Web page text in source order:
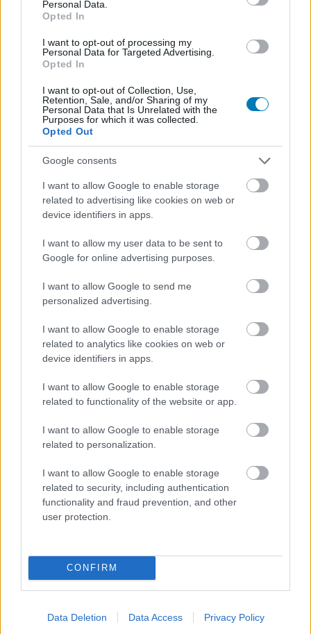
Personal Data.
Opted In
I want to opt-out of processing my
Personal Data for Targeted Advertising.
Opted In
I want to opt-out of Collection, Use,
Retention, Sale, and/or Sharing of my
Personal Data that Is Unrelated with the
Purposes for which it was collected.
Opted Out
Google consents
I want to allow Google to enable storage
related to advertising like cookies on web or
device identifiers in apps.
I want to allow my user data to be sent to
Google for online advertising purposes.
I want to allow Google to send me
personalized advertising.
I want to allow Google to enable storage
related to analytics like cookies on web or
device identifiers in apps.
I want to allow Google to enable storage
related to functionality of the website or app.
I want to allow Google to enable storage
related to personalization.
I want to allow Google to enable storage
related to security, including authentication
functionality and fraud prevention, and other
user protection.
CONFIRM
Data Deletion Data Access Privacy Policy
A Subnautica 2 miatt most a
kalózok egymást ágyúzzák
Hunter_GS|2026 május 19. 11:16
Nem fogjátok elhinni, de a játék fejlesztői, akik
éveket dolgoztak a terméken, nem voltak
kifejezetten lelkesek a megjelenés előtti
kiszivárgásért.
Unmute Loaded
21.86%
A Subnautica 2 néhány nappal a korai hozzáférésének
indulása előtt vált elérhetővé azok számára, akik nem
felkutatásával . A helyzet nagyon szomorú, de lett ez
rosszabb is, amikor egy túlságosan izgatott kalóz
felugrott a játék hivatalos Discord szerverére, hogy ott
kezdjen beszélni a kiszivárgott verzió örömeiről.
"Köszi, hogy lekalózkodtad a játékot, amin évekig
dolgoztam. Csalódott vagyok, hogy ezt csinálod
azzal, amin keresztül mi a fizetésünket kapjuk.
A játék vezető dizájnere, Anthony Gallegos nem
finomkodott válaszában, ami teljesen érthető.
"Ez olyan, mintha egy aranyöltönyt hordó ember
leköpne egy hajléktalant."